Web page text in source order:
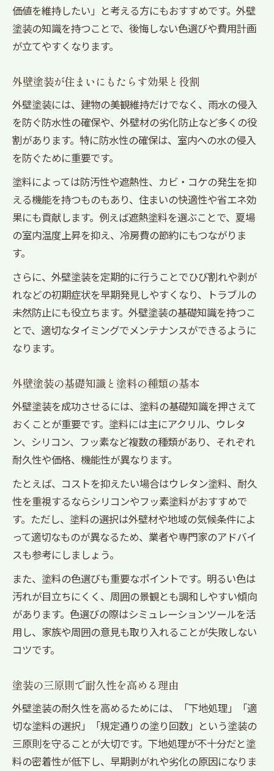
外壁塗装DIYと業者依頼の違いを理解
外壁塗装にふさわしくない月の対策法
外壁塗装の基本的な施工手順を徹底解説
外壁塗装の工程ごとの日数と注意点
三度塗りの重要性と塗装手順の流れ
外壁塗装の乾燥時間と天候の影響
施工スケジュール作成時のポイント
外壁塗装における助成金や経済的メリット紹介
外壁塗装で知っておきたい助成金情報
外壁塗装の経済的メリットと節約術
助成金申請時の外壁塗装基礎知識
外壁塗装と省エネ効果の関係を解説
価値を維持したい」と考える方にもおすすめです。外壁
塗装の知識を持つことで、後悔しない色選びや費用計画
が立てやすくなります。
外壁塗装が住まいにもたらす効果と役割
外壁塗装には、建物の美観維持だけでなく、雨水の侵入
を防ぐ防水性の確保や、外壁材の劣化防止など多くの役
割があります。特に防水性の確保は、室内への水の侵入
を防ぐために重要です。
塗料によっては防汚性や遮熱性、カビ・コケの発生を抑
える機能を持つものもあり、住まいの快適性や省エネ効
果にも貢献します。例えば遮熱塗料を選ぶことで、夏場
の室内温度上昇を抑え、冷房費の節約にもつながりま
す。
さらに、外壁塗装を定期的に行うことでひび割れや剥が
れなどの初期症状を早期発見しやすくなり、トラブルの
未然防止にも役立ちます。外壁塗装の基礎知識を持つこ
とで、適切なタイミングでメンテナンスができるように
なります。
外壁塗装の基礎知識と塗料の種類の基本
外壁塗装を成功させるには、塗料の基礎知識を押さえて
おくことが重要です。塗料には主にアクリル、ウレタ
ン、シリコン、フッ素など複数の種類があり、それぞれ
耐久性や価格、機能性が異なります。
たとえば、コストを抑えたい場合はウレタン塗料、耐久
性を重視するならシリコンやフッ素塗料がおすすめで
す。ただし、塗料の選択は外壁材や地域の気候条件によ
って適切なものが異なるため、業者や専門家のアドバイ
スも参考にしましょう。
また、塗料の色選びも重要なポイントです。明るい色は
汚れが目立ちにくく、周囲の景観とも調和しやすい傾向
があります。色選びの際はシミュレーションツールを活
用し、家族や周囲の意見も取り入れることが失敗しない
コツです。
塗装の三原則で耐久性を高める理由
外壁塗装の耐久性を高めるためには、「下地処理」「適
切な塗料の選択」「規定通りの塗り回数」という塗装の
三原則を守ることが大切です。下地処理が不十分だと塗
料の密着性が低下し、早期剥がれや劣化の原因になりま